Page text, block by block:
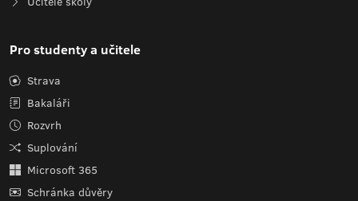
Pro studenty a učitele
Strava
Bakaláři
Rozvrh
Suplování
Microsoft 365
Schránka důvěry